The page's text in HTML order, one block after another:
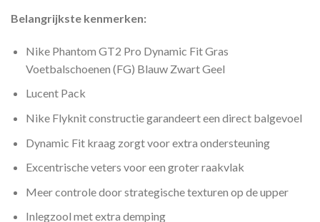
Belangrijkste kenmerken:
Nike Phantom GT2 Pro Dynamic Fit Gras
Voetbalschoenen (FG) Blauw Zwart Geel
Lucent Pack
Nike Flyknit constructie garandeert een direct balgevoel
Dynamic Fit kraag zorgt voor extra ondersteuning
Excentrische veters voor een groter raakvlak
Meer controle door strategische texturen op de upper
Inlegzool met extra demping